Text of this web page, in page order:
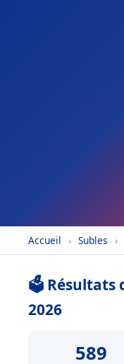
Accueil › Subles ›
🗳️ Résultats
2026
589